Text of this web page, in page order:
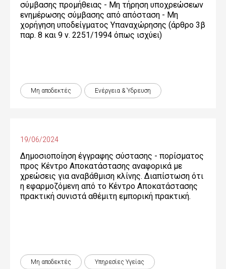
σύμβασης προμήθειας - Μη τήρηση υποχρεώσεων
ενημέρωσης σύμβασης από απόσταση - Μη
χορήγηση υποδείγματος Υπαναχώρησης (άρθρο 3β
παρ. 8 και 9 ν. 2251/1994 όπως ισχύει)
Μη αποδεκτές Ενέργεια & Ύδρευση
19/06/2024
Δημοσιοποίηση έγγραφης σύστασης - πορίσματος
προς Κέντρο Αποκατάστασης αναφορικά με
χρεώσεις για αναβάθμιση κλίνης. Διαπίστωση ότι
η εφαρμοζόμενη από το Κέντρο Αποκατάστασης
πρακτική συνιστά αθέμιτη εμπορική πρακτική.
Μη αποδεκτές Υπηρεσίες Υγείας